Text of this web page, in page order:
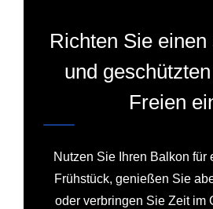
Richten Sie einen
und
Freien
Nutzen Sie Ihren Balkon für
Frühstück, genießen Sie
oder verbringen Sie Zeit im